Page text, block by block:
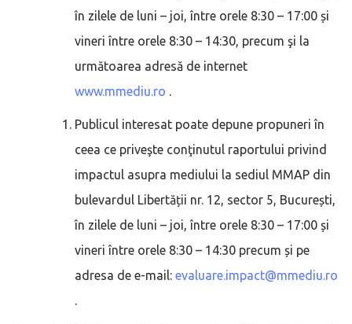
în zilele de luni – joi, între orele 8:30 – 17:00 și
vineri între orele 8:30 – 14:30, precum şi la
următoarea adresă de internet
www.mmediu.ro .
Publicul interesat poate depune propuneri în
ceea ce priveşte conţinutul raportului privind
impactul asupra mediului la sediul MMAP din
bulevardul Libertății nr. 12, sector 5, București,
în zilele de luni – joi, între orele 8:30 – 17:00 și
vineri între orele 8:30 – 14:30 precum și pe
adresa de e-mail: evaluare.impact@mmediu.ro
.